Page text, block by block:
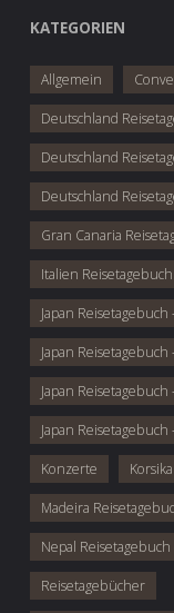
KATEGORIEN
Allgemein
Deutschland
Deutschland
Deutschland
Gran Canaria
Italien
Japan
Japan
Japan
Japan
Konzerte
Madeira
Nepal
Reisetagebücher